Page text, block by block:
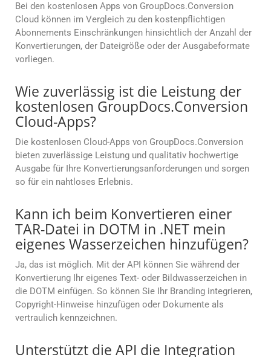
Bei den kostenlosen Apps von GroupDocs.Conversion
Cloud können im Vergleich zu den kostenpflichtigen
Abonnements Einschränkungen hinsichtlich der Anzahl der
Konvertierungen, der Dateigröße oder der Ausgabeformate
vorliegen.
Wie zuverlässig ist die Leistung der
kostenlosen GroupDocs.Conversion
Cloud-Apps?
Die kostenlosen Cloud-Apps von GroupDocs.Conversion
bieten zuverlässige Leistung und qualitativ hochwertige
Ausgabe für Ihre Konvertierungsanforderungen und sorgen
so für ein nahtloses Erlebnis.
Kann ich beim Konvertieren einer
TAR-Datei in DOTM in .NET mein
eigenes Wasserzeichen hinzufügen?
Ja, das ist möglich. Mit der API können Sie während der
Konvertierung Ihr eigenes Text- oder Bildwasserzeichen in
die DOTM einfügen. So können Sie Ihr Branding integrieren,
Copyright-Hinweise hinzufügen oder Dokumente als
vertraulich kennzeichnen.
Unterstützt die API die Integration